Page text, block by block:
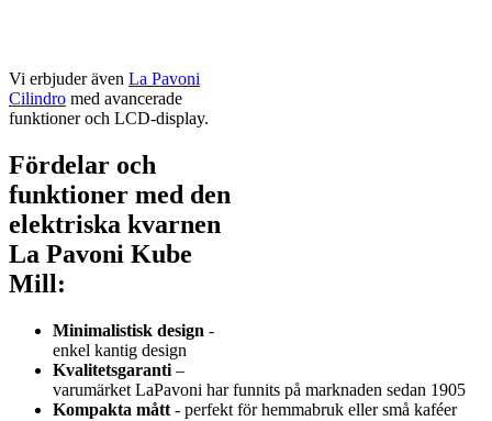
Vi erbjuder även La Pavoni
Cilindro med avancerade
funktioner och LCD-display.
Fördelar och
funktioner med den
elektriska kvarnen
La Pavoni Kube
Mill:
Minimalistisk design -
enkel kantig design
Kvalitetsgaranti –
varumärket LaPavoni har funnits på marknaden sedan 1905
Kompakta mått - perfekt för hemmabruk eller små kaféer